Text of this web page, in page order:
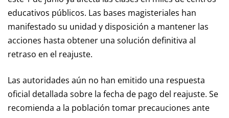
educativos públicos. Las bases magisteriales han
manifestado su unidad y disposición a mantener las
acciones hasta obtener una solución definitiva al
retraso en el reajuste.
Las autoridades aún no han emitido una respuesta
oficial detallada sobre la fecha de pago del reajuste. Se
recomienda a la población tomar precauciones ante